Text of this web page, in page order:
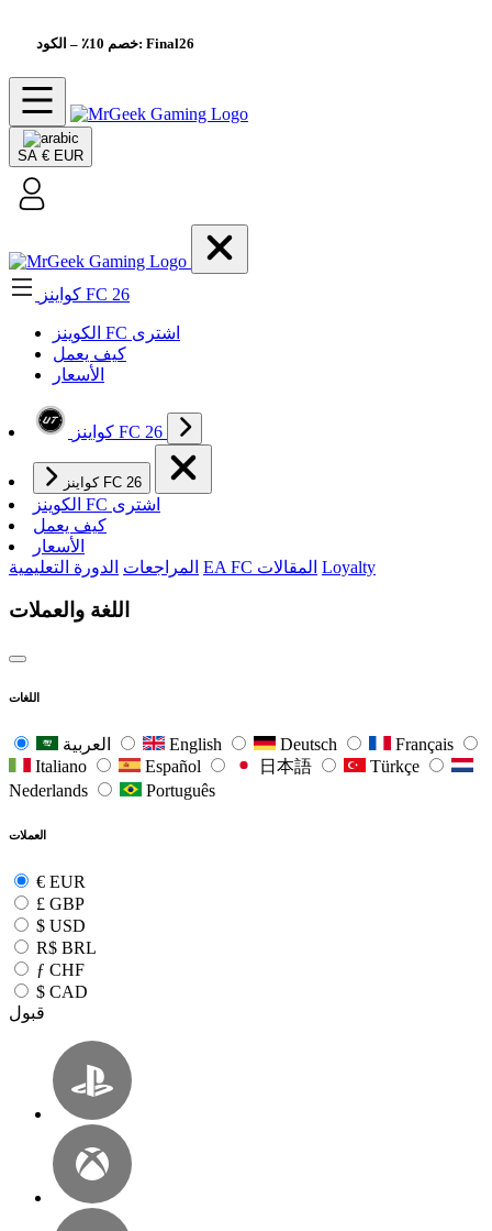
خصم 10٪– الكود: Final26
SA € EUR
كواينز FC 26
الکوینز FC اشتری
كيف يعمل
الأسعار
كواينز FC 26
كواينز FC 26
الکوینز FC اشتری
كيف يعمل
الأسعار
المراجعات الدورة التعليمية EA FC المقالات Loyalty
اللغة والعملات
اللغات
English Deutsch
Français
Italiano
Español 日本語
Türkçe
Nederlands
Português
العملات
€ EUR
£ GBP
$ USD
R$ BRL
ƒ CHF
$ CAD
قبول